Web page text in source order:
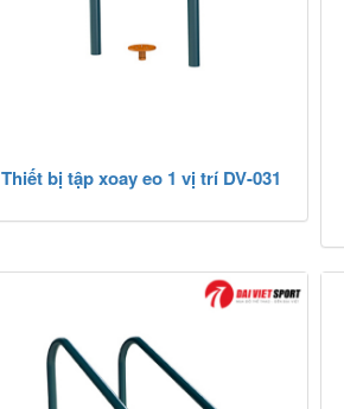
Thiết bị tập xoay eo 1 vị trí DV-031